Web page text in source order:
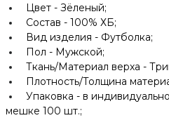
Цвет - Зёленый;
Состав - 100% ХБ;
Вид изделия - Футболка;
Пол - Мужской;
Ткань/Материал верха -
Плотность/Толщина
Упаковка - в
мешке 100 шт.;